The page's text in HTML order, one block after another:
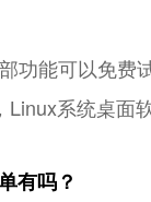
功能可以免费
系统桌面
有吗？